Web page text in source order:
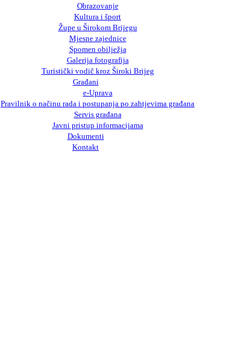
Obrazovanje
Kultura i šport
Župe u Širokom Brijegu
Mjesne zajednice
Spomen obilježja
Galerija fotografija
Turistički vodič kroz Široki Brijeg
Građani
e-Uprava
Pravilnik o načinu rada i postupanja po zahtjevima građana
Servis građana
Javni pristup informacijama
Dokumenti
Kontakt